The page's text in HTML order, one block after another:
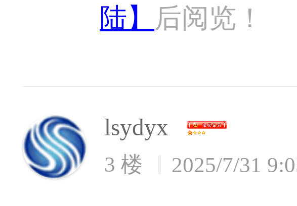
陆】
后阅览！
lsydyx
3 楼 2025/7/31